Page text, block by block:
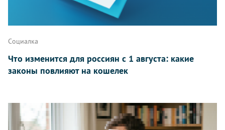
Написать
Социалка
Что изменится для россиян с 1 августа: какие
законы повлияют на кошелек